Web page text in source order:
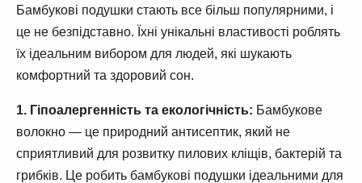
Бамбукові подушки стають все більш популярними, і
це не безпідставно. Їхні унікальні властивості роблять
їх ідеальним вибором для людей, які шукають
комфортний та здоровий сон.
1. Гіпоалергенність та екологічність: Бамбукове
волокно — це природний антисептик, який не
сприятливий для розвитку пилових кліщів, бактерій та
грибків. Це робить бамбукові подушки ідеальними для